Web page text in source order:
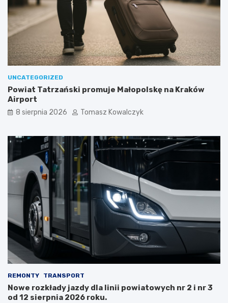
UNCATEGORIZED
Powiat Tatrzański promuje Małopolskę na Kraków
Airport
8 sierpnia 2026 Tomasz Kowalczyk
REMONTY TRANSPORT
Nowe rozkłady jazdy dla linii powiatowych nr 2 i nr 3
od 12 sierpnia 2026 roku.